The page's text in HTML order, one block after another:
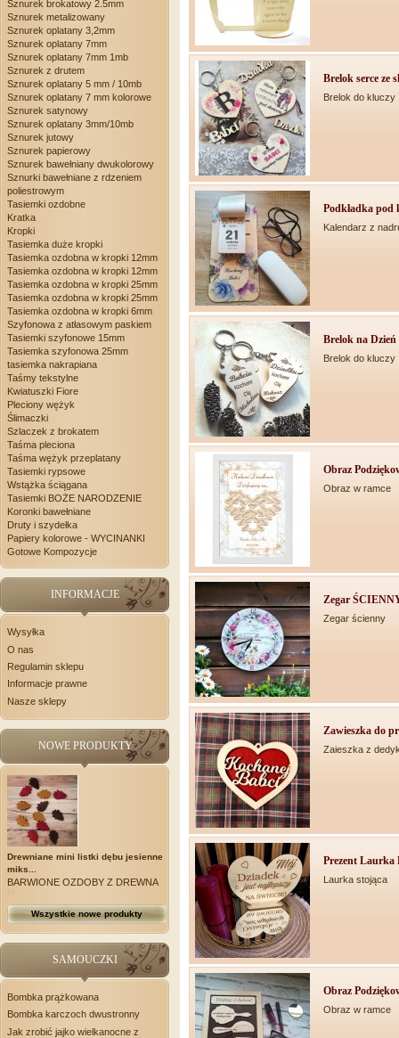
Sznurek brokatowy 2.5mm
Sznurek metalizowany
Sznurek oplatany 3,2mm
Sznurek oplatany 7mm
Sznurek oplatany 7mm 1mb
Sznurek z drutem
Sznurek oplatany 5 mm / 10mb
Sznurek oplatany 7 mm kolorowe
Sznurek satynowy
Sznurek oplatany 3mm/10mb
Sznurek jutowy
Sznurek papierowy
Sznurek bawełniany dwukolorowy
Sznurki bawełniane z rdzeniem
poliestrowym
Tasiemki ozdobne
Kratka
Kropki
Tasiemka duże kropki
Tasiemka ozdobna w kropki 12mm
Tasiemka ozdobna w kropki 12mm
Tasiemka ozdobna w kropki 25mm
Tasiemka ozdobna w kropki 25mm
Tasiemka ozdobna w kropki 6mm
Szyfonowa z atłasowym paskiem
Tasiemki szyfonowe 15mm
Tasiemka szyfonowa 25mm
tasiemka nakrapiana
Taśmy tekstylne
Kwiatuszki Fiore
Pleciony wężyk
Ślimaczki
Szlaczek z brokatem
Taśma pleciona
Taśma wężyk przeplatany
Tasiemki rypsowe
Wstążka ściągana
Tasiemki BOŻE NARODZENIE
Koronki bawełniane
Druty i szydełka
Papiery kolorowe - WYCINANKI
Gotowe Kompozycje
INFORMACJE
Wysyłka
O nas
Regulamin sklepu
Informacje prawne
Nasze sklepy
NOWE PRODUKTY
Drewniane mini listki dębu jesienne
miks...
BARWIONE OZDOBY Z DREWNA
Wszystkie nowe produkty
SAMOUCZKI
Bombka prążkowana
Bombka karczoch dwustronny
Jak zrobić jajko wielkanocne z
Brelok serce ze
Brelok do kluczy
Podkładka pod
Kalendarz z
Brelok na Dzień
Brelok do kluczy
Obraz
Obraz w ramce
Zegar
Zegar ścienny
Zawieszka do
Zaieszka z
Prezent Laurka
Laurka stojąca
Obraz
Obraz w ramce